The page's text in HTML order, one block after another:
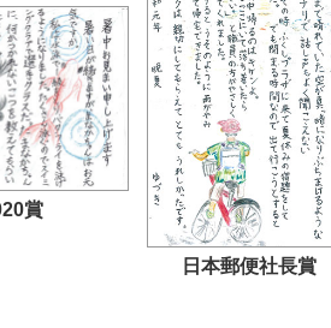
賞
日本郵便社長賞